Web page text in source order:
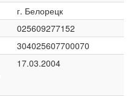
г. Белорецк
025609277152
304025607700070
17.03.2004